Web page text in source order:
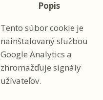
Popis
Tento súbor cookie je
nainštalovaný službou
Google Analytics a
zhromažďuje signály
užívateľov.